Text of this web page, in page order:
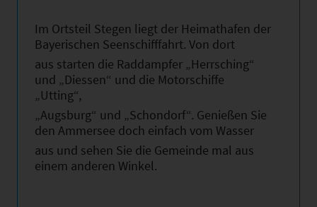
Im Ortsteil Stegen liegt der Heimathafen der
Bayerischen Seenschifffahrt. Von dort
aus starten die Raddampfer „Herrsching“
und „Diessen“ und die Motorschiffe
„Utting“,
„Augsburg“ und „Schondorf“. Genießen Sie
den Ammersee doch einfach vom Wasser
aus und sehen Sie die Gemeinde mal aus
einem anderen Winkel.